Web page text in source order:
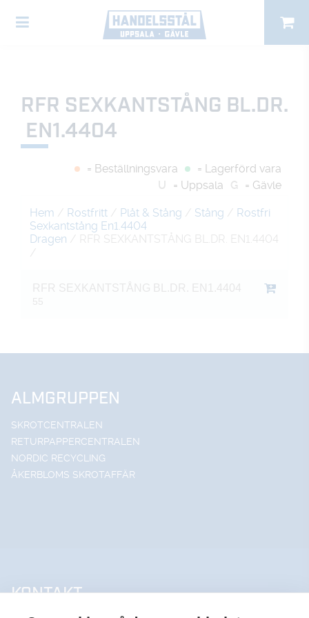
RFR SEXKANTSTÅNG BL.DR.
EN1.4404
= Beställningsvara
= Lagerförd vara
U
= Uppsala G = Gävle
Hem / Rostfritt / Plåt & Stång / Stång / Rostfri
Sexkantstång En1.4404
Dragen / RFR SEXKANTSTÅNG BL.DR. EN1.4404
/
RFR SEXKANTSTÅNG BL.DR. EN1.4404
55
ALMGRUPPEN
SKROTCENTRALEN
RETURPAPPERCENTRALEN
NORDIC RECYCLING
ÅKERBLOMS SKROTAFFÄR
KONTAKT